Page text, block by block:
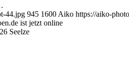
44.jpg 945 1600 Aiko https://aiko-
ist jetzt online
Seelze